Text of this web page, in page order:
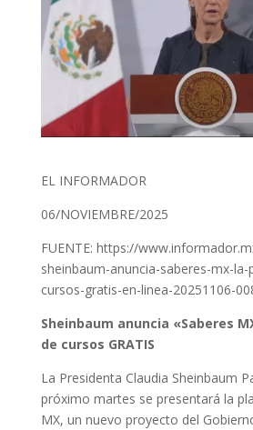
EL INFORMADOR
06/NOVIEMBRE/2025
FUENTE: https://
sheinbaum-anuncia-saberes-mx-
cursos-gratis-en-linea-20251106-
Sheinbaum anuncia «Saberes
de cursos GRATIS
La Presidenta Claudia Sheinbaum
próximo martes se presentará la
MX, un nuevo proyecto del